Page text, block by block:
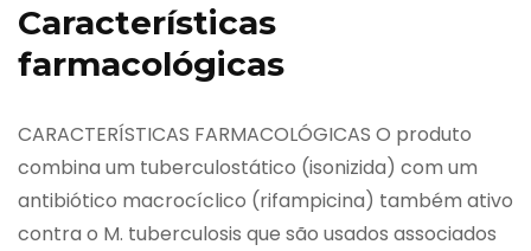
Características
farmacológicas
CARACTERÍSTICAS FARMACOLÓGICAS O produto
combina um tuberculostático (isonizida) com um
antibiótico macrocíclico (rifampicina) também ativo
contra o M. tuberculosis que são usados associados